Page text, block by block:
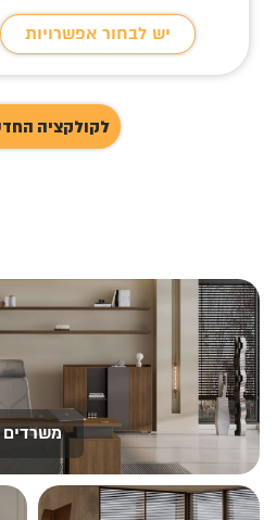
יש לבחור אפשרויות
לקולקציה
משרדים